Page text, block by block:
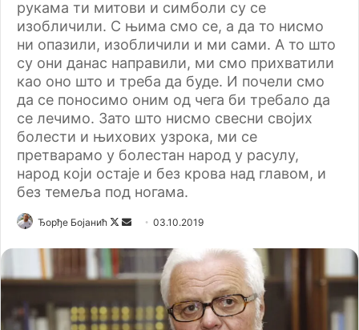
рукама ти митови и симболи су се
изобличили. С њима смо се, а да то нисмо
ни опазили, изобличили и ми сами. А то што
су они данас направили, ми смо прихватили
као оно што и треба да буде. И почели смо
да се поносимо оним од чега би требало да
се лечимо. Зато што нисмо свесни својих
болести и њихових узрока, ми се
претварамо у болестан народ у расулу,
народ који остаје и без крова над главом, и
без темеља под ногама.
Ђорђе Бојанић
F
l
w
d
n
03.10.2019